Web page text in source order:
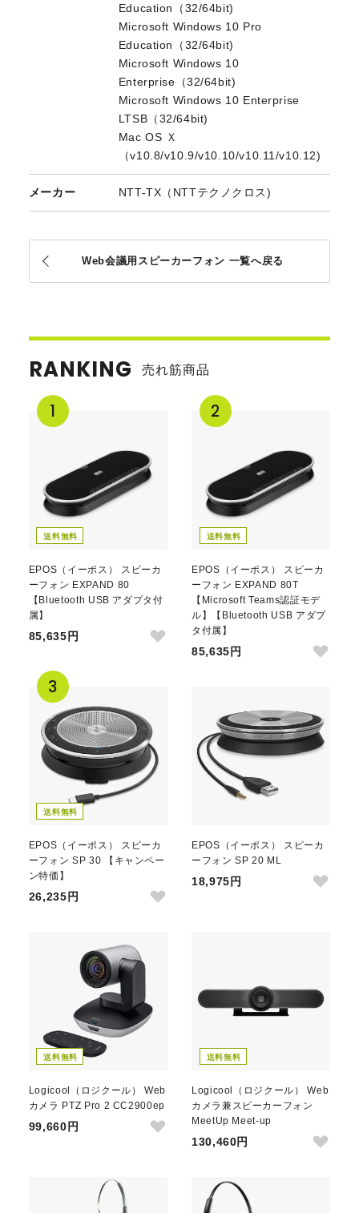
Education（32/64bit)
Microsoft Windows 10 Pro
Education（32/64bit)
Microsoft Windows 10
Enterprise（32/64bit)
Microsoft Windows 10 Enterprise
LTSB（32/64bit)
Mac OS Ｘ
（v10.8/v10.9/v10.10/v10.11/v10.12)
メーカー NTT-TX（NTTテクノクロス)
Web会議用スピーカーフォン 一覧へ戻る
RANKING 売れ筋商品
送料無料
EPOS（イーポス） スピーカ
ーフォン EXPAND 80
【Bluetooth USB アダプタ付
属】
85,635円
送料無料
EPOS（イーポス） スピーカ
ーフォン EXPAND 80T
【Microsoft Teams認証モデ
ル】【Bluetooth USB アダプ
タ付属】
85,635円
送料無料
EPOS（イーポス） スピーカ
ーフォン SP 30 【キャンペー
ン特価】
26,235円
EPOS（イーポス） スピーカ
ーフォン SP 20 ML
18,975円
送料無料
Logicool（ロジクール） Web
カメラ PTZ Pro 2 CC2900ep
99,660円
送料無料
Logicool（ロジクール） Web
カメラ兼スピーカーフォン
MeetUp Meet-up
130,460円